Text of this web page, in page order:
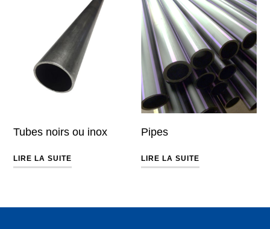
Tubes noirs ou inox
LIRE LA SUITE
Pipes
LIRE LA SUITE